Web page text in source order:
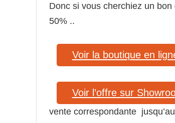
Donc si vous cherchiez un bon
50% ..
Voir la boutique en
Voir l’offre sur
vente correspondante